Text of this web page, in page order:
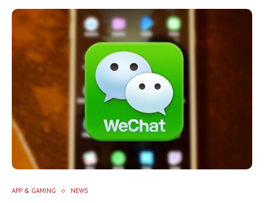
APP & GAMING NEWS